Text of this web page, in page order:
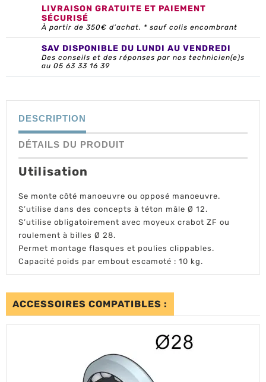
LIVRAISON GRATUITE ET PAIEMENT
SÉCURISÉ
À partir de 350€ d’achat. * sauf colis encombrant
SAV DISPONIBLE DU LUNDI AU VENDREDI
Des conseils et des réponses par nos technicien(e)s
au 05 63 33 16 39
DESCRIPTION
DÉTAILS DU PRODUIT
Utilisation
Se monte côté manoeuvre ou opposé manoeuvre.
S’utilise dans des concepts à téton mâle Ø 12.
S’utilise obligatoirement avec moyeux crabot ZF ou
roulement à billes Ø 28.
Permet montage flasques et poulies clippables.
Capacité poids par embout escamoté : 10 kg.
ACCESSOIRES COMPATIBLES :